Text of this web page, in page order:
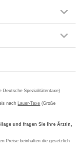
Deutsche Spezialitätentaxe)
nach Lauer-Taxe (Große
und fragen Sie Ihre Ärztin,
Preise beinhalten die gesetzlich